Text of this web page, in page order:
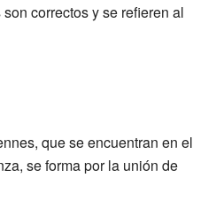
correctos y se refieren al
que se encuentran en el
se forma por la unión de